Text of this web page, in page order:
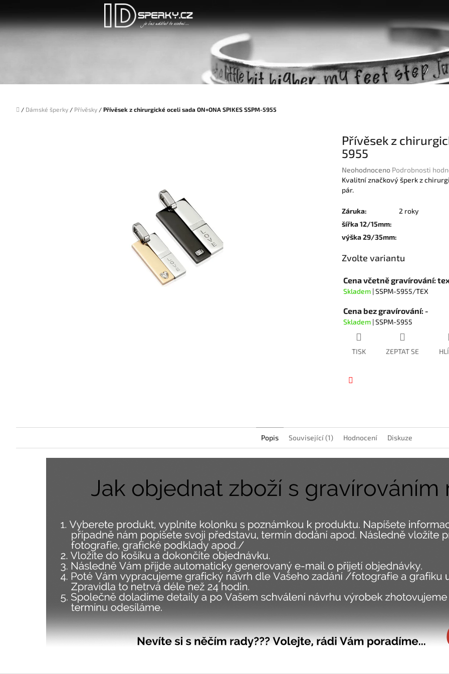
obsah
Domů
/ Dámské šperky / Přívěsky / Přívěsek z chirurgické oceli sada ON+ONA SPIKES SSPM-5955
Přívěsek z
5955
Průměrné
hodnocení
produktu
0,0
z
5
hvězdiček.
Neohodnoceno Podrobnosti
Kvalitní značkový šperk z
pár.
Záruka:
2 roky
šířka 12/15mm:
výška 29/35mm:
Zvolte variantu
Cena včetně gravírování:
Skladem | SSPM-5955/TEX
Cena bez gravírování: -
Skladem | SSPM-5955
TISK ZEPTAT SE
Popis Související (1) Hodnocení Diskuze